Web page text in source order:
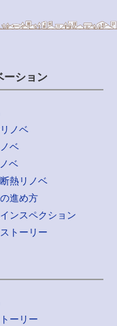
ーション
ノベ
ベ
ベ
熱リノベ
進め方
ンスペクション
トーリー
ーリー